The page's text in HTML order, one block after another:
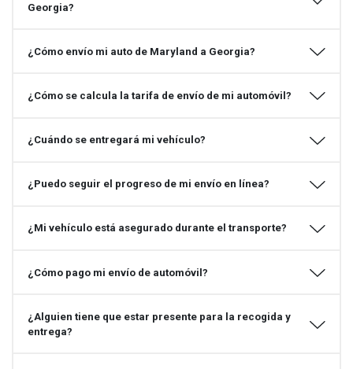
Georgia?
¿Cómo envío mi auto de Maryland a Georgia?
¿Cómo se calcula la tarifa de envío de mi automóvil?
¿Cuándo se entregará mi vehículo?
¿Puedo seguir el progreso de mi envío en línea?
¿Mi vehículo está asegurado durante el transporte?
¿Cómo pago mi envío de automóvil?
¿Alguien tiene que estar presente para la recogida y
entrega?